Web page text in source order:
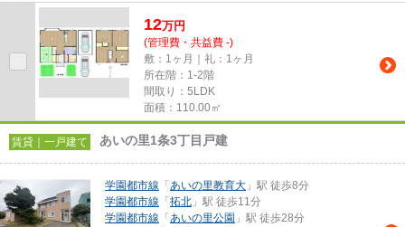
プライベート空間を確保しなが...
12万円
(管理費・共益費 -)
敷：1ヶ月｜礼：1ヶ月
所在階：1-2階
間取り：5LDK
面積：110.00㎡
賃貸｜一戸建て あいの里1条3丁目戸建
学園都市線 「 あいの里教育大 」駅 徒歩8分
学園都市線 「 拓北 」駅 徒歩11分
学園都市線 「 あいの里公園 」駅 徒歩28分